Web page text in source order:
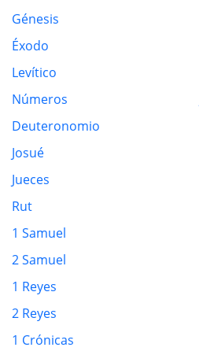
Génesis
Éxodo
Levítico
Números
Deuteronomio
Josué
Jueces
Rut
1 Samuel
2 Samuel
1 Reyes
2 Reyes
1 Crónicas